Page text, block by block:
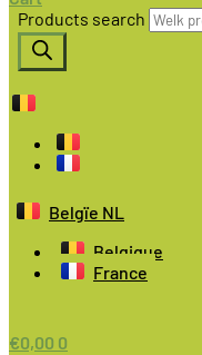
Products search
Belgïe NL
Belgique
France
€0,00 0